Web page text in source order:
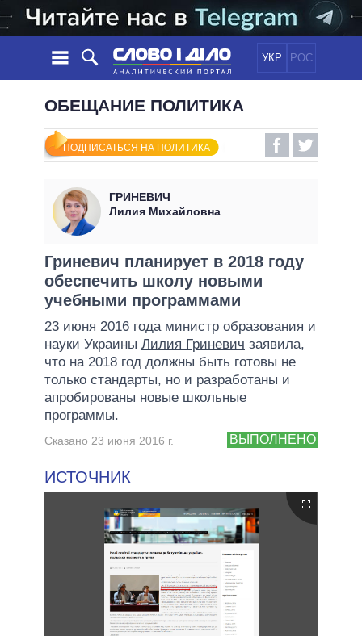
УКР РОС
НОВОСТИ
ЛЕНТА
СОБЫТИЯ
СТАТЬИ
МНЕНИЯ
ОБЗОРЫ
ДАЙДЖЕСТЫ
ПОЛИТИКА
ЭКОНОМИКА
МИР
ОБЕЩАНИЯ
ВСЕ ПОЛИТИКИ
ПРЕЗИДЕНТ И ОФИС
ВЕРХОВНАЯ РАДА
КАБИНЕТ МИНИСТРОВ
ГЛАВЫ ОБЛАДМИНИСТРАЦИЙ
МЭРЫ
ВСЕ ПЕРСОНЫ
ИНФОГРАФИКА
ПОДДЕРЖАТЬ
ОБЕЩАНИЕ ПОЛИТИКА
ПОДПИСАТЬСЯ НА ПОЛИТИКА
ГРИНЕВИЧ
Лилия Михайловна
Гриневич планирует в 2018 году
обеспечить школу новыми
учебными программами
23 июня 2016 года министр образования и
науки Украины Лилия Гриневич заявила,
что на 2018 год должны быть готовы не
только стандарты, но и разработаны и
апробированы новые школьные
программы.
ВЫПОЛНЕНО
Сказано 23 июня 2016 г.
ИСТОЧНИК